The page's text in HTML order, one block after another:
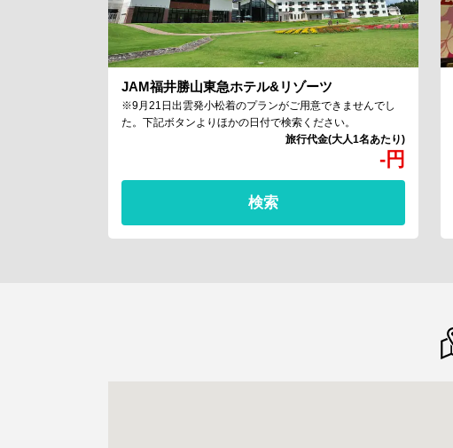
JAM福井勝山東急ホテル&リゾーツ
-円
※9月21日出雲発小松着のプランがご用意できませんでし
た。下記ボタンよりほかの日付で検索ください。
検索